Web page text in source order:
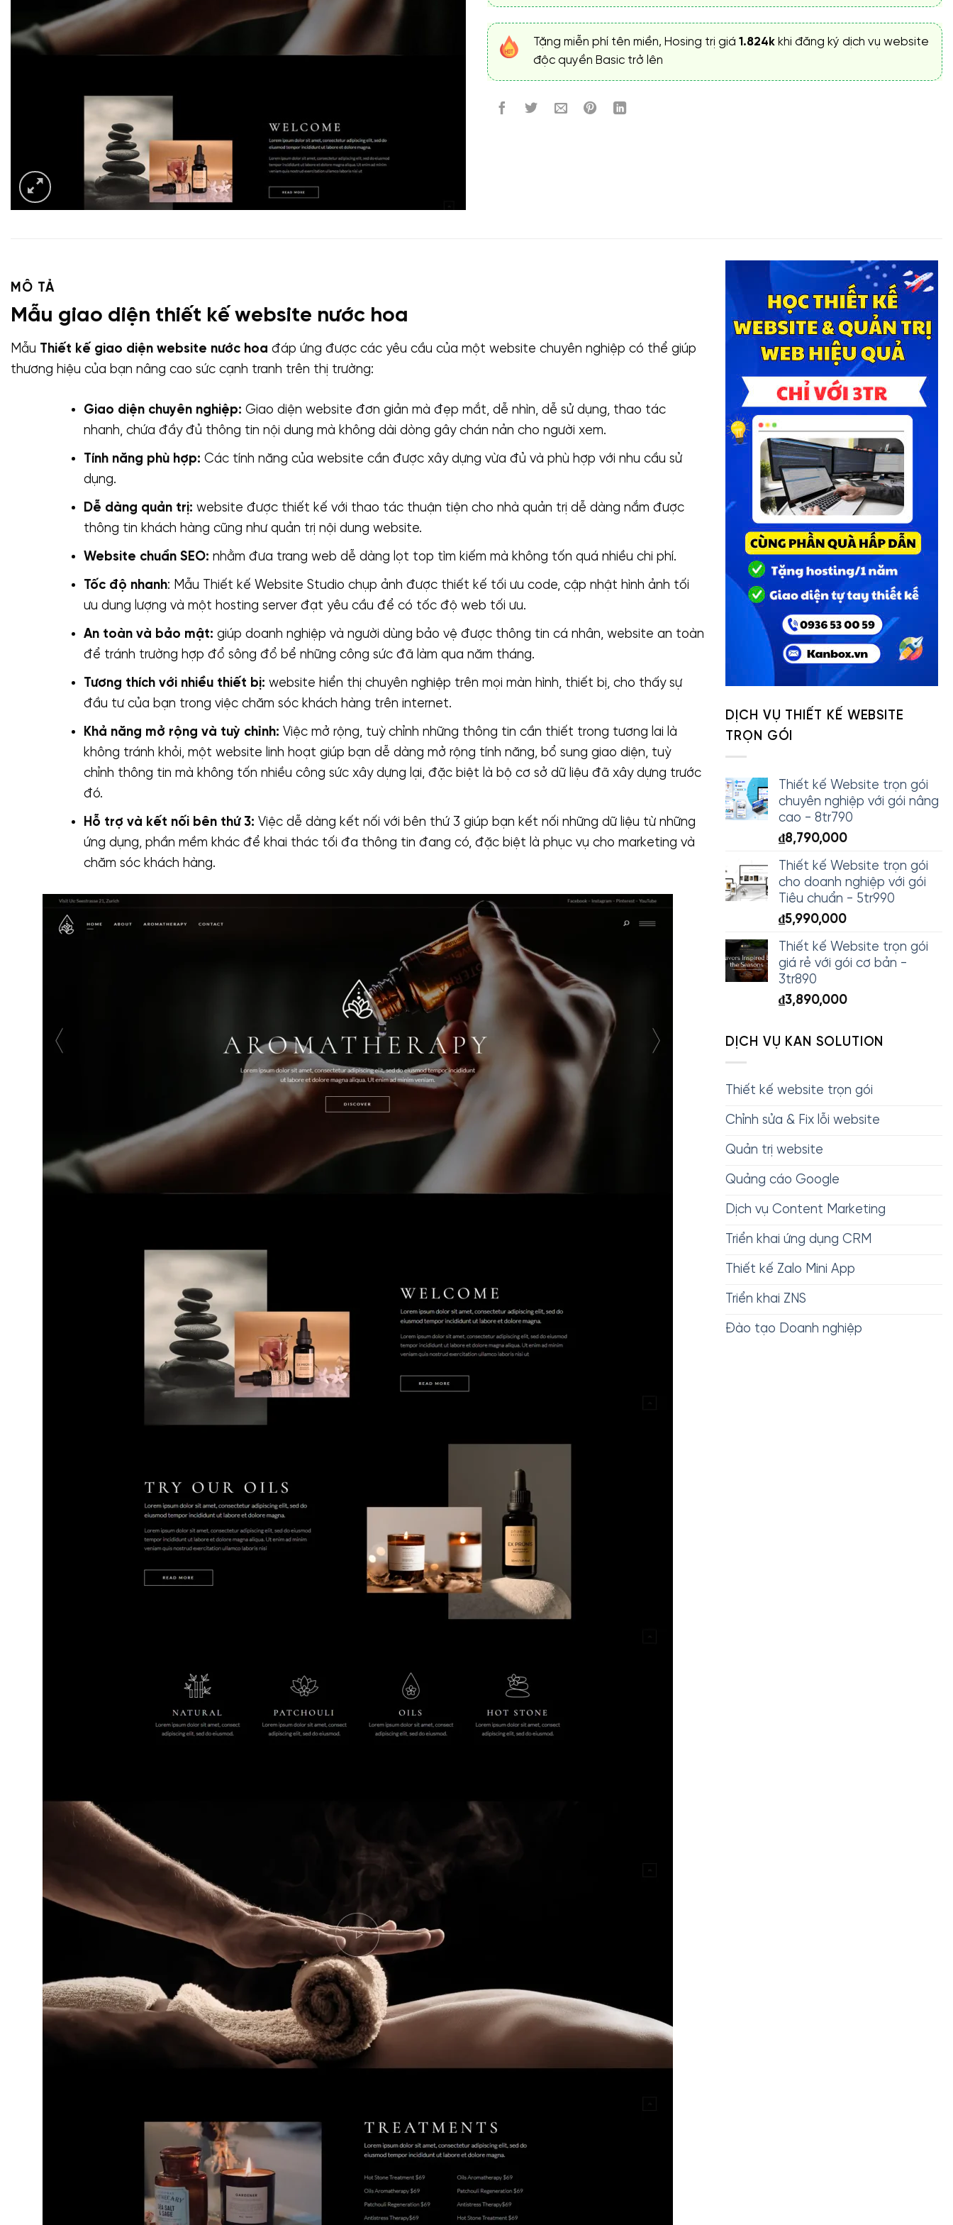
Tặng miễn phí tên miền, Hosing trị giá1.824k khi đăng ký dịch vụ website
độc quyền Basic trở lên
MÔ TẢ
Mẫu giao diện thiết kế website nước hoa
Mẫu Thiết kế giao diện website nước hoa đáp ứng được các yêu cầu của một website chuyên nghiệp có thể giúp
thương hiệu của bạn nâng cao sức cạnh tranh trên thị trường:
Giao diện chuyên nghiệp: Giao diện website đơn giản mà đẹp mắt, dễ nhìn, dễ sử dụng, thao tác
nhanh, chứa đầy đủ thông tin nội dung mà không dài dòng gây chán nản cho người xem.
Tính năng phù hợp: Các tính năng của website cần được xây dựng vừa đủ và phù hợp với nhu cầu sử
dụng.
Dễ dàng quản trị: website được thiết kế với thao tác thuận tiện cho nhà quản trị dễ dàng nắm được
thông tin khách hàng cũng như quản trị nội dung website.
Website chuẩn SEO: nhằm đưa trang web dễ dàng lọt top tìm kiếm mà không tốn quá nhiều chi phí.
Tốc độ nhanh: Mẫu Thiết kế Website Studio chụp ảnh được thiết kế tối ưu code, cập nhật hình ảnh tối
ưu dung lượng và một hosting server đạt yêu cầu để có tốc độ web tối ưu.
An toàn và bảo mật: giúp doanh nghiệp và người dùng bảo vệ được thông tin cá nhân, website an toàn
để tránh trường hợp đổ sông đổ bể những công sức đã làm qua năm tháng.
Tương thích với nhiều thiết bị: website hiển thị chuyên nghiệp trên mọi màn hình, thiết bị, cho thấy sự
đầu tư của bạn trong việc chăm sóc khách hàng trên internet.
Khả năng mở rộng và tuỳ chỉnh: Việc mở rộng, tuỳ chỉnh những thông tin cần thiết trong tương lai là
không tránh khỏi, một website linh hoạt giúp bạn dễ dàng mở rộng tính năng, bổ sung giao diện, tuỳ
chỉnh thông tin mà không tốn nhiều công sức xây dựng lại, đặc biệt là bộ cơ sở dữ liệu đã xây dựng trước
đó.
Hỗ trợ và kết nối bên thứ 3: Việc dễ dàng kết nối với bên thứ 3 giúp bạn kết nối những dữ liệu từ những
ứng dụng, phần mềm khác để khai thác tối đa thông tin đang có, đặc biệt là phục vụ cho marketing và
chăm sóc khách hàng.
DỊCH VỤ THIẾT KẾ WEBSITE
TRỌN GÓI
Thiết kế Website trọn gói
chuyên nghiệp với gói nâng
cao - 8tr790
₫8,790,000
Thiết kế Website trọn gói
cho doanh nghiệp với gói
Tiêu chuẩn - 5tr990
₫5,990,000
Thiết kế Website trọn gói
giá rẻ với gói cơ bản -
3tr890
₫3,890,000
DỊCH VỤ KAN SOLUTION
Thiết kế website trọn gói
Chỉnh sửa & Fix lỗi website
Quản trị website
Quảng cáo Google
Dịch vụ Content Marketing
Triển khai ứng dụng CRM
Thiết kế Zalo Mini App
Triển khai ZNS
Đào tạo Doanh nghiệp